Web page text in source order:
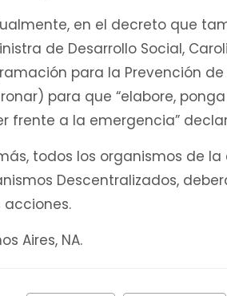
en el decreto que
de Desarrollo Social,
para la Prevención
para que “elabore,
frente a la emergencia”
todos los organismos de
Descentralizados,
acciones.
Aires, NA.